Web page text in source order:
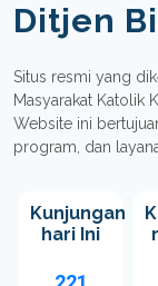
Ditjen
Situs resmi yang
Masyarakat Katolik
Website ini
program, dan
Kunjungan
hari Ini